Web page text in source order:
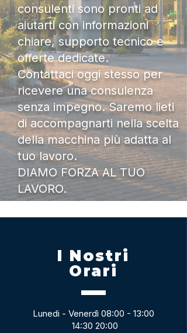
consulenti sono pronti ad
aiutarti con informazioni
chiare, supporto tecnico e
offerte dedicate.
Contattaci oggi stesso per
ricevere una consulenza
senza impegno. Saremo lieti
di accompagnarti nella scelta
della macchina più adatta al
tuo lavoro.
DIAMO FORZA AL TUO
LAVORO.
I Nostri
Orari
Lunedi - Venerdì 08:00 - 13:00
14:30 20:00